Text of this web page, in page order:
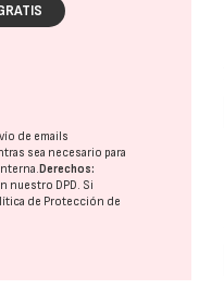
de emails
sea necesario para
Derechos:
nuestro DPD. Si
de Protección de